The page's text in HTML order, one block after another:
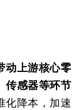
动上游核心零
传感器等环节
化降本，加速